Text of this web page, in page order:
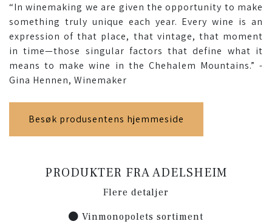
“In winemaking we are given the opportunity to make
something truly unique each year. Every wine is an
expression of that place, that vintage, that moment
in time—those singular factors that define what it
means to make wine in the Chehalem Mountains.” -
Gina Hennen, Winemaker
Besøk produsentens hjemmeside
PRODUKTER FRA ADELSHEIM
Flere detaljer
Vinmonopolets sortiment